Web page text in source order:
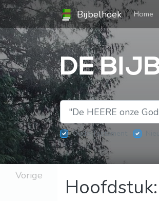
Bijbelhoek Home
DE
Oude Testament
Vorige Hoofdstuk: